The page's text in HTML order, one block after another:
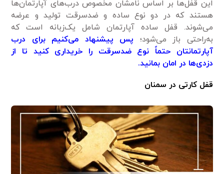
این قفل‌ها بر اساس نامشان مخصوص درب‌های آپارتمان‌ها
هستند که در دو نوع ساده و ضدسرقت تولید و عرضه
می‌شوند. قفل ساده آپارتمان شامل یک‌زبانه است که
به‌راحتی باز می‌شود؛ پس پیشنهاد می‌کنیم برای درب
آپارتمانتان حتماً نوع ضدسرقت را خریداری کنید تا از
دزدی‌ها در امان بمانید.
قفل کارتی در سمنان